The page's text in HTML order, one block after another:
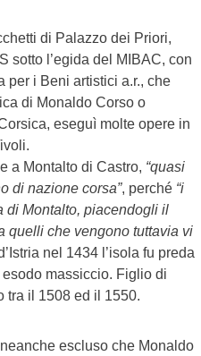
di Palazzo dei Priori,
sotto l’egida del MIBAC, con
per i Beni artistici a.r., che
di Monaldo Corso o
eseguì molte opere in
a Montalto di Castro, “quasi
di nazione corsa”, perché “i
Montalto, piacendogli il
quelli che vengono tuttavia vi
nel 1434 l’isola fu preda
massiccio. Figlio di
tra il 1508 ed il 1550.
escluso che Monaldo